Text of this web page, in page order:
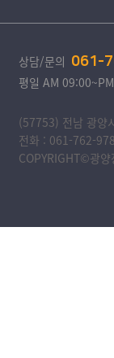
(57753) 전남 광양
전화 : 061-762-
COPYRIGHT©광
상담/문의 061-
평일 AM